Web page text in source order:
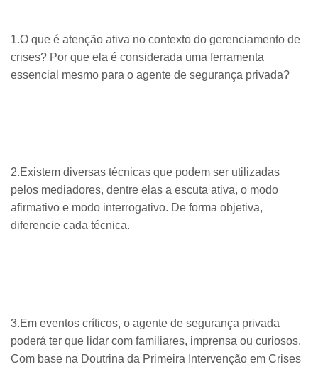
1.O que é atenção ativa no contexto do gerenciamento de
crises? Por que ela é considerada uma ferramenta
essencial mesmo para o agente de segurança privada?
2.Existem diversas técnicas que podem ser utilizadas
pelos mediadores, dentre elas a escuta ativa, o modo
afirmativo e modo interrogativo. De forma objetiva,
diferencie cada técnica.
3.Em eventos críticos, o agente de segurança privada
poderá ter que lidar com familiares, imprensa ou curiosos.
Com base na Doutrina da Primeira Intervenção em Crises